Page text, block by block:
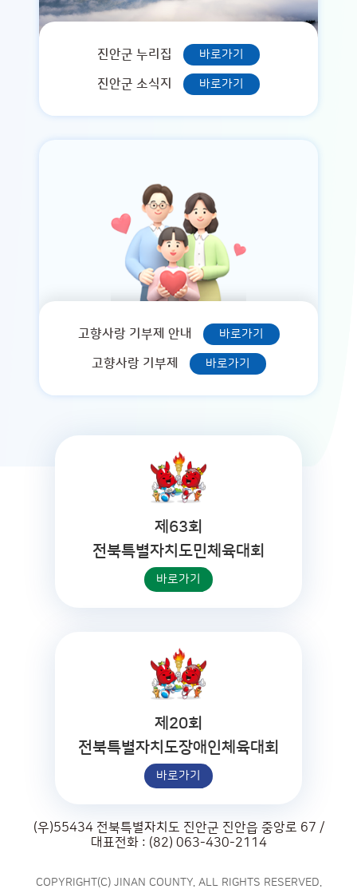
진안군 누리집 바로가기
진안군 소식지 바로가기
고향사랑 기부제 안내 바로가기
고향사랑 기부제 바로가기
제63회
전북특별자치도민체육대회
바로가기
제20회
전북특별자치도장애인체육대회
바로가기
(우)55434 전북특별자치도 진안군 진안읍 중앙로 67 /
대표전화 : (82) 063-430-2114
COPYRIGHT(C) JINAN COUNTY. ALL RIGHTS RESERVED.